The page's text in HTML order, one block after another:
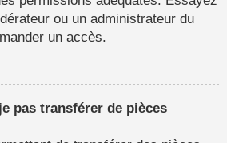
ou un administrateur du
un accès.
pas transférer de pièces